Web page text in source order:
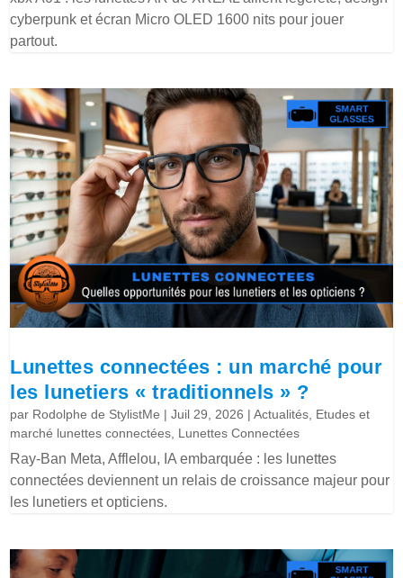
cyberpunk et écran Micro OLED 1600 nits pour jouer
partout.
Lunettes connectées : un marché pour
les lunetiers « traditionnels » ?
par Rodolphe de StylistMe |Juil 29, 2026 |Actualités, Etudes et
marché lunettes connectées, Lunettes Connectées
Ray-Ban Meta, Afflelou, IA embarquée : les lunettes
connectées deviennent un relais de croissance majeur pour
les lunetiers et opticiens.